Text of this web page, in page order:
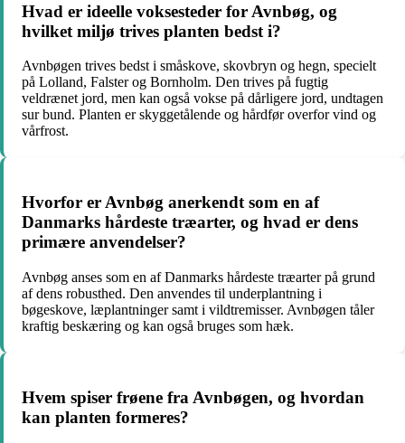
Hvad er ideelle voksesteder for Avnbøg, og
hvilket miljø trives planten bedst i?
Avnbøgen trives bedst i småskove, skovbryn og hegn, specielt
på Lolland, Falster og Bornholm. Den trives på fugtig
veldrænet jord, men kan også vokse på dårligere jord, undtagen
sur bund. Planten er skyggetålende og hårdfør overfor vind og
vårfrost.
Hvorfor er Avnbøg anerkendt som en af
Danmarks hårdeste træarter, og hvad er dens
primære anvendelser?
Avnbøg anses som en af Danmarks hårdeste træarter på grund
af dens robusthed. Den anvendes til underplantning i
bøgeskove, læplantninger samt i vildtremisser. Avnbøgen tåler
kraftig beskæring og kan også bruges som hæk.
Hvem spiser frøene fra Avnbøgen, og hvordan
kan planten formeres?